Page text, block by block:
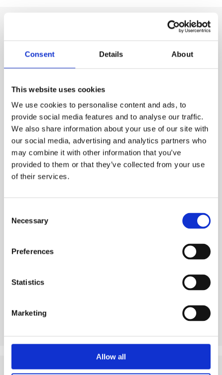
Consent Details About
This website uses cookies
We use cookies to personalise content and ads, to
provide social media features and to analyse our traffic.
We also share information about your use of our site with
our social media, advertising and analytics partners who
may combine it with other information that you’ve
provided to them or that they’ve collected from your use
of their services.
Selection
Necessary
Preferences
Statistics
Marketing
Allow all